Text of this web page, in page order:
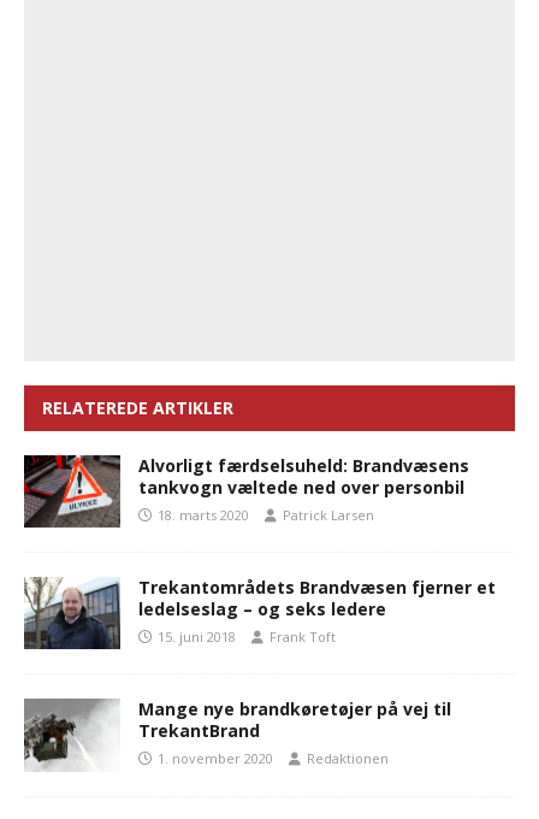
RELATEREDE ARTIKLER
Alvorligt færdselsuheld: Brandvæsens
tankvogn væltede ned over personbil
18. marts 2020 Patrick Larsen
Trekantområdets Brandvæsen fjerner et
ledelseslag – og seks ledere
15. juni 2018 Frank Toft
Mange nye brandkøretøjer på vej til
TrekantBrand
1. november 2020 Redaktionen